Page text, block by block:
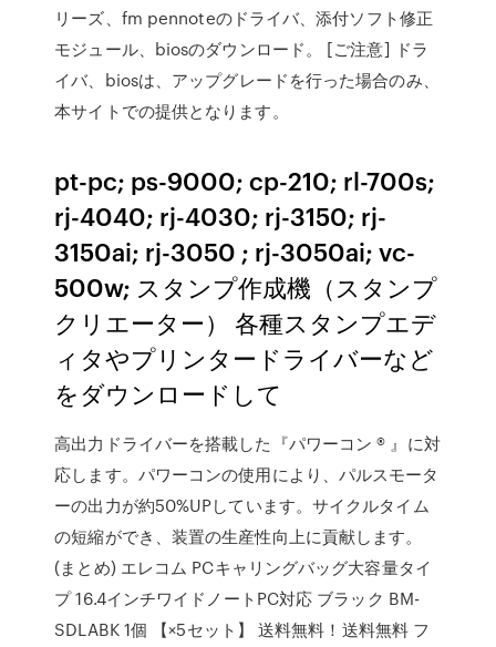
リーズ、fm pennoteのドライバ、添付ソフト修正
モジュール、biosのダウンロード。 [ご注意] ドラ
イバ、biosは、アップグレードを行った場合のみ、
本サイトでの提供となります。
pt-pc; ps-9000; cp-210; rl-700s;
rj-4040; rj-4030; rj-3150; rj-
3150ai; rj-3050 ; rj-3050ai; vc-
500w; スタンプ作成機（スタンプ
クリエーター） 各種スタンプエデ
ィタやプリンタードライバーなど
をダウンロードして
高出力ドライバーを搭載した『パワーコン ® 』に対
応します。パワーコンの使用により、パルスモータ
ーの出力が約50%UPしています。サイクルタイム
の短縮ができ、装置の生産性向上に貢献します。
(まとめ) エレコム PCキャリングバッグ大容量タイ
プ 16.4インチワイドノートPC対応 ブラック BM-
SDLABK 1個 【×5セット】 送料無料！送料無料 フ